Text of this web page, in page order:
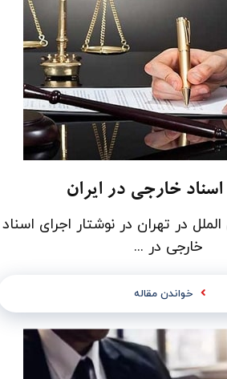
خارجی در ایران
در تهران در نوشتار اجرای اسناد
خارجی در ...
خواندن مقاله